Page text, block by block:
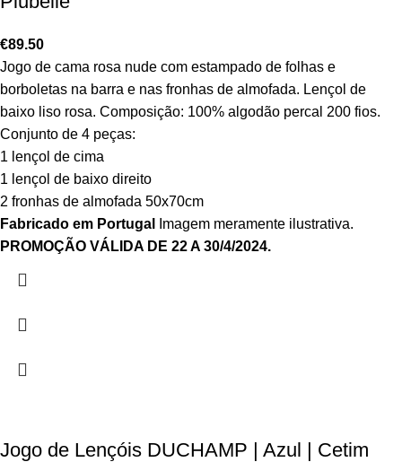
€89.50
Jogo de cama rosa nude com estampado de folhas e
borboletas na barra e nas fronhas de almofada. Lençol de
baixo liso rosa. Composição: 100% algodão percal 200 fios.
Conjunto de 4 peças:
1 lençol de cima
1 lençol de baixo direito
2 fronhas de almofada 50x70cm
Fabricado em Portugal
Imagem meramente ilustrativa.
PROMOÇÃO VÁLIDA DE 22 A 30/4/2024.
Jogo de Lençóis DUCHAMP | Azul | Cetim